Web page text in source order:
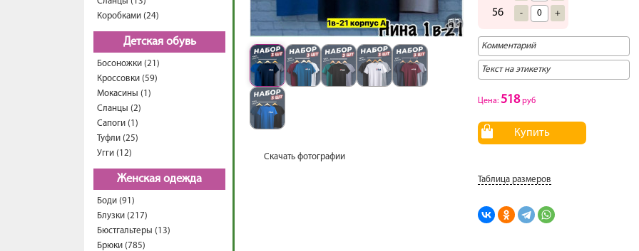
Коробками (24)
Детская обувь
Босоножки (21)
Кроссовки (59)
Мокасины (1)
Сланцы (2)
Сапоги (1)
Туфли (25)
Угги (12)
Женская одежда
Боди (91)
Блузки (217)
Бюстгальтеры (13)
Брюки (785)
Скачать фотографии
56 - +
Цена: 518руб
Купить
Таблица размеров